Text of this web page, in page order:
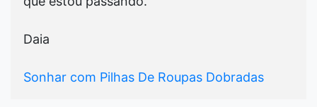
Daia
Sonhar com Pilhas De Roupas Dobradas